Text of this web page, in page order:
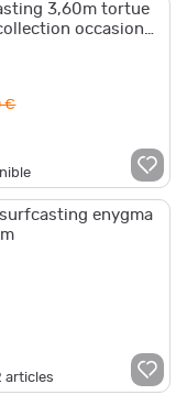
3,60m tortue
occasion
€
enygma
articles